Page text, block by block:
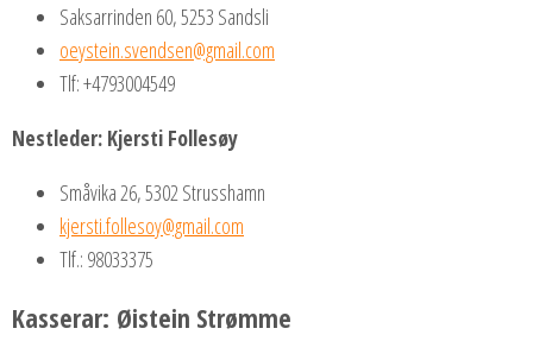
Saksarrinden 60, 5253 Sandsli
oeystein.svendsen@gmail.com
Tlf: +4793004549
Nestleder: Kjersti Follesøy
Småvika 26, 5302 Strusshamn
kjersti.follesoy@gmail.com
Tlf.: 98033375
Kasserar: Øistein Strømme